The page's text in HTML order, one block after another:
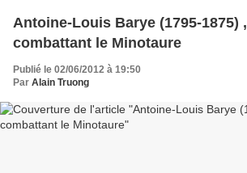
Antoine-Louis Barye (1795-1875)
combattant le Minotaure
Publié le 02/06/2012 à 19:50
Par Alain Truong